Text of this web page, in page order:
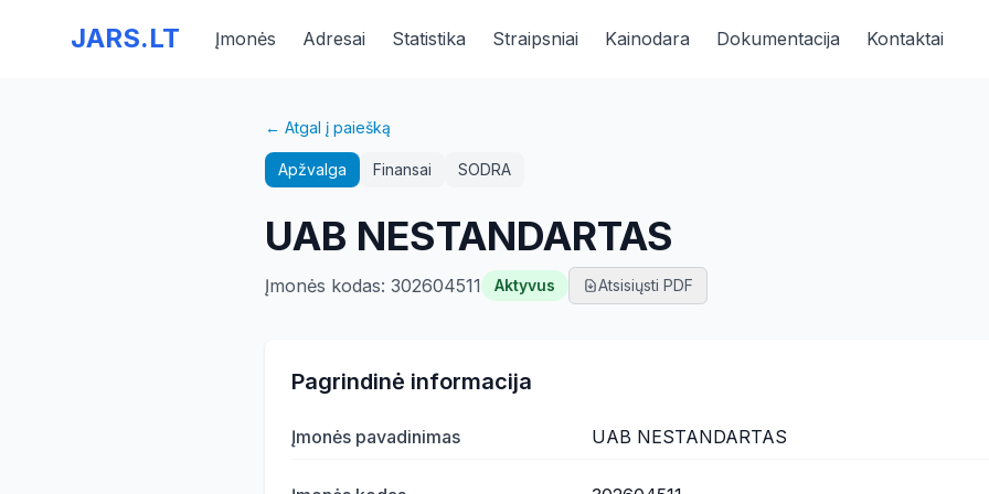
JARS.LT Įmonės Adresai Statistika Straipsniai Kainodara Dokumentacija Kontaktai
← Atgal į paiešką
Apžvalga Finansai SODRA
UAB NESTANDARTAS
Įmonės kodas: 302604511 Aktyvus Atsisiųsti PDF
Pagrindinė informacija
Įmonės pavadinimas UAB NESTANDARTAS